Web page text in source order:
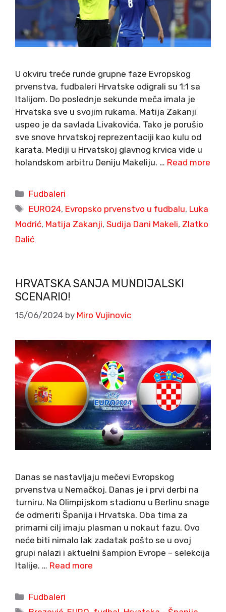
U okviru treće runde grupne faze Evropskog
prvenstva, fudbaleri Hrvatske odigrali su 1:1 sa
Italijom. Do poslednje sekunde meča imala je
Hrvatska sve u svojim rukama. Matija Zakanji
uspeo je da savlada Livakovića. Tako je porušio
sve snove hrvatskoj reprezentaciji kao kulu od
karata. Mediji u Hrvatskoj glavnog krvica vide u
holandskom arbitru Deniju Makeliju. … Read more
Categories
Fudbaleri
Tags
EURO24, Evropsko prvenstvo u fudbalu, Luka
Modrić, Matija Zakanji, Sudija Dani Makeli, Zlatko
Dalić
HRVATSKA SANJA MUNDIJALSKI
SCENARIO!
15/06/2024 by Miro Vujinovic
Danas se nastavljaju mečevi Evropskog
prvenstva u Nemačkoj. Danas je i prvi derbi na
turniru. Na Olimpijskom stadionu u Berlinu snage
će odmeriti Španija i Hrvatska. Oba tima za
primarni cilj imaju plasman u nokaut fazu. Ovo
neće biti nimalo lak zadatak pošto se u ovoj
grupi nalazi i aktuelni šampion Evrope – selekcija
Italije. … Read more
Categories
Fudbaleri